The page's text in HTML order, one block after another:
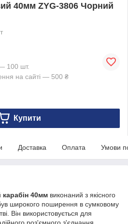
40мм ZYG-3806 Чорний
100 шт.
на сайті — 500 ₴
Купити
Доставка Оплата Умови
40мм виконаний з якісного
широкого поширення в сумковому
Він використовується для
роз'ємного з'єднання